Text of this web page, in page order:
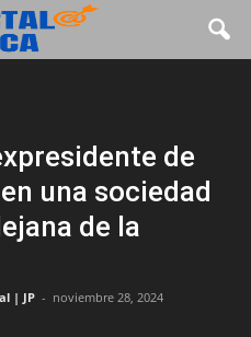
de
una sociedad
de la
| JP - noviembre 28, 2024